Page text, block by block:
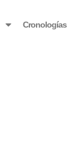
Cronologías